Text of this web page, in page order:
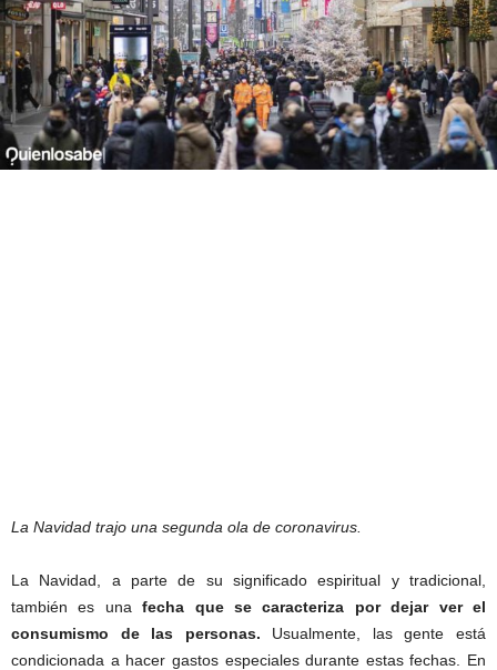
La Navidad trajo una segunda ola de coronavirus.
La Navidad, a parte de su significado espiritual y tradicional,
también es unafecha que se caracteriza por dejar ver el
consumismo de las personas. Usualmente, las gente está
condicionada a hacer gastos especiales durante estas fechas. En